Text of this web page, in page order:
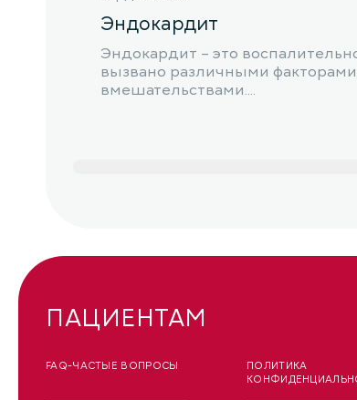
Эндокардит
Эндокардит – это
вызвано различными
вмешательствами....
ПАЦИЕНТАМ
FAQ-ЧАСТЫЕ ВОПРОСЫ
ПОЛИТИКА